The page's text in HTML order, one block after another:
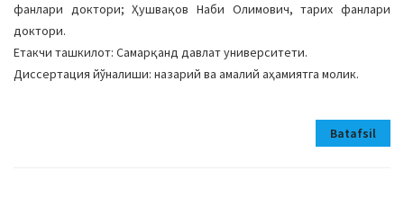
фанлари доктори; Ҳушвақов Наби Олимович, тарих фанлари
доктори.
Етакчи ташкилот: Самарқанд давлат университети.
Диссертация йўналиши: назарий ва амалий аҳамиятга молик.
Batafsil